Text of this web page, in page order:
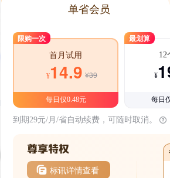
单省会员
限购一次
首月试用
¥14.9 ¥39
每日仅0.48元
最划算
12
¥
每日
到期29元/月/省自动续费，可随时取消。
标讯详情查看